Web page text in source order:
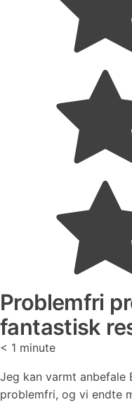
Problemfri
fantastisk
< 1 minute
Jeg kan varmt anbefale
problemfri, og vi endte